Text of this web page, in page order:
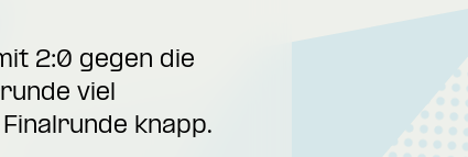
2:0 gegen die
viel
knapp.